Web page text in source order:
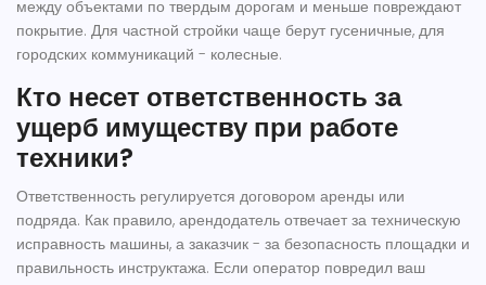
между объектами по твердым дорогам и меньше повреждают
покрытие. Для частной стройки чаще берут гусеничные, для
городских коммуникаций - колесные.
Кто несет ответственность за
ущерб имуществу при работе
техники?
Ответственность регулируется договором аренды или
подряда. Как правило, арендодатель отвечает за техническую
исправность машины, а заказчик - за безопасность площадки и
правильность инструктажа. Если оператор повредил ваш